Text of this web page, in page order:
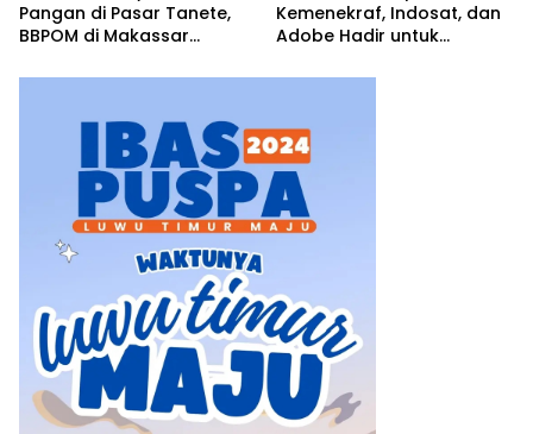
Pangan di Pasar Tanete,
BBPOM di Makassar
Pangan Aman Berbasis
Kemenekraf, Indosat, dan
Adobe Hadir untuk
Menjadi Peluang Nyata